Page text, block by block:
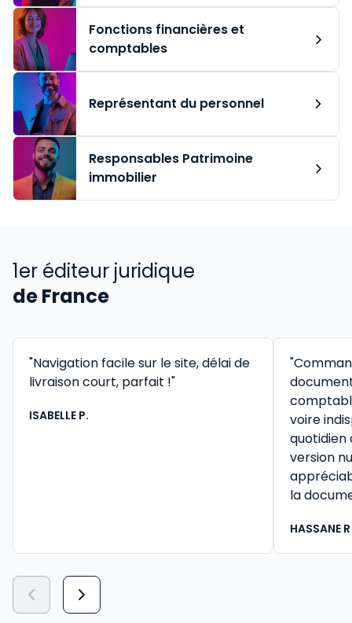
Fonctions financières et
comptables
Représentant du personnel
Responsables Patrimoine
immobilier
1er éditeur juridique
de France
"Navigation facile sur le site, délai de
livraison court, parfait !"
ISABELLE P.
voire
version
la
HASSANE R